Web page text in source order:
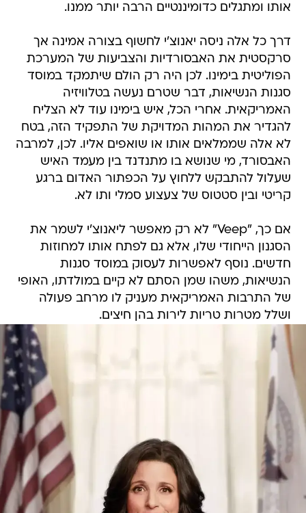
אותו ומתגלים כדומיננטיים הרבה יותר ממנו.
דרך כל אלה ניסה יאנוצ'י לחשוף בצורה אמינה אך
סרקסטית את האבסורדיות והצביעות של המערכת
הפוליטית בימינו. לכן היה רק הולם שיתמקד במוסד
סגנות הנשיאות, דבר שטרם נעשה בטלוויזיה
האמריקאית. אחרי הכל, איש בימינו עוד לא הצליח
להגדיר את המהות המדויקת של התפקיד הזה, בטח
לא אלה שממלאים אותו או שואפים אליו. לכן, למרבה
האבסורד, מי שנושא בו מתנדנד בין מעמד האיש
שעלול להתבקש ללחוץ על הכפתור האדום ברגע
קריטי ובין סטטוס של צעצוע סמלי ותו לא.
אם כך, "Veep" לא רק מאפשר ליאנוצ'י לשמר את
הסגנון הייחודי שלו, אלא גם לפתח אותו למחוזות
חדשים. נוסף לאפשרות לעסוק במוסד סגנות
הנשיאות, משהו שמן הסתם לא קיים במולדתו, האופי
של התרבות האמריקאית מעניק לו מרחב פעולה
ושלל מטרות טריות לירות בהן חיצים.